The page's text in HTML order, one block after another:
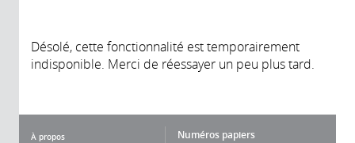
Désolé, cette fonctionnalité est temporairement
indisponible. Merci de réessayer un peu plus tard.
À propos
Numéros papiers